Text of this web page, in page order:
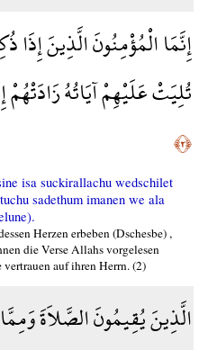
إِنَّمَا الْمُؤْمِنُونَ الَّذِينَ إِذَا
تُلِيَتْ عَلَيْهِمْ آيَاتُهُ
﴿٢﴾
isa suckirallachu wedschilet
sadethum imanen we ala
Herzen erbeben (Dschesbe) ,
die Verse Allahs vorgelesen
auf ihren Herrn. (2)
الَّذِينَ يُقِيمُونَ الصَّلاَةَ